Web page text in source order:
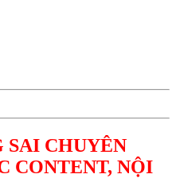
SAI CHUYÊN
CONTENT, NỘI